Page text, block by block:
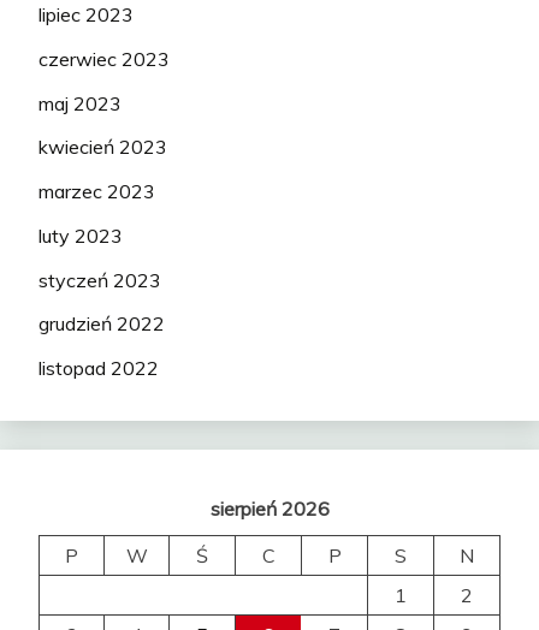
lipiec 2023
czerwiec 2023
maj 2023
kwiecień 2023
marzec 2023
luty 2023
styczeń 2023
grudzień 2022
listopad 2022
sierpień 2026
P
W Ś C P S
N
1
2